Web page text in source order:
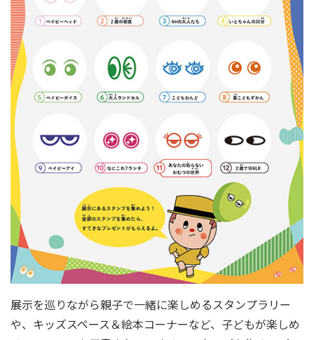
展示を巡りながら親子で一緒に楽しめるスタンプラリー
や、キッズスペース＆絵本コーナーなど、子どもが楽しめ